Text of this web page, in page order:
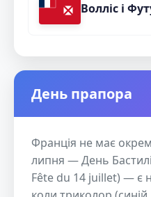
Волліс і
День прапора
Франція не має
липня — День
Fête du 14 juillet) — є